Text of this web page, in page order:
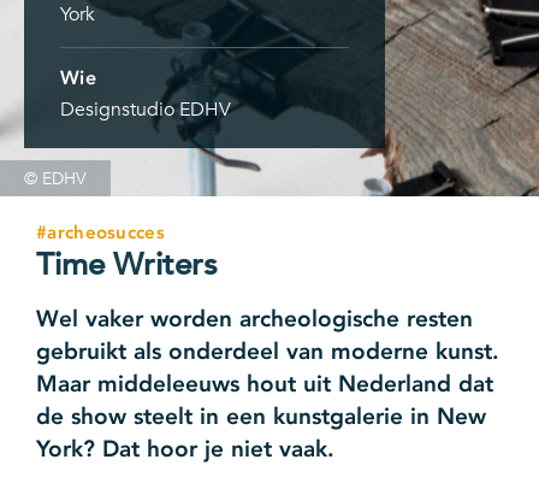
York
Wie
Designstudio EDHV
© EDHV
#archeosucces
Time Writers
Wel vaker worden archeologische resten
gebruikt als onderdeel van moderne kunst.
Maar middeleeuws hout uit Nederland dat
de show steelt in een kunstgalerie in New
York? Dat hoor je niet vaak.